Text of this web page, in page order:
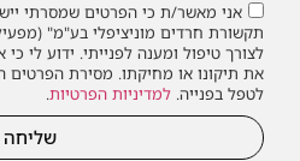
אני מאשר/ת כי הפרטים שמסרתי
תקשורת חרדים מוניציפלי בע"מ"
לצורך טיפול ומענה לפנייתי. ידוע לי
את תיקונו או מחיקתו. מסירת הפרטים
לטפל בפנייה. למדיניות הפרטיות.
שליחה